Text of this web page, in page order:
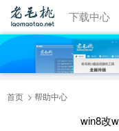
视频教程 下载中心
首页 帮助中心
win8改